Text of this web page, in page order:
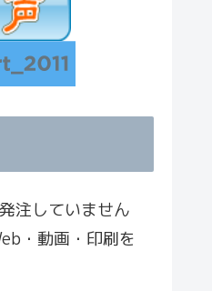
注していません
・動画・印刷を